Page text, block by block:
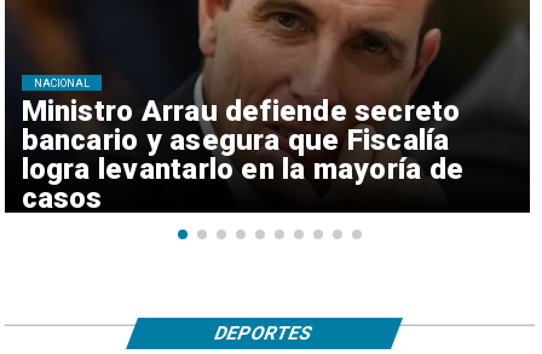
Ministro Arrau defiende secreto
bancario y asegura que Fiscalía
logra levantarlo en la mayoría de
casos
NACIONAL
DEPORTES